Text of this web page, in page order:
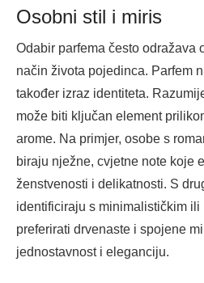
Osobni stil i miris
Odabir parfema često odražava
način života pojedinca. Parfem
također izraz identiteta.
može biti ključan element
arome. Na primjer, osobe s
biraju nježne, cvjetne note koje
ženstvenosti i delikatnosti. S
identificiraju s minimalističkim
preferirati drvenaste i spojene
jednostavnost i eleganciju.